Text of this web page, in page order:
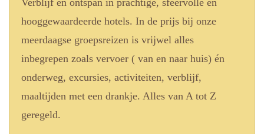
Verblijf en ontspan in prachtige, sfeervolle en
hooggewaardeerde hotels. In de prijs bij onze
meerdaagse groepsreizen is vrijwel alles
inbegrepen zoals vervoer ( van en naar huis) én
onderweg, excursies, activiteiten, verblijf,
maaltijden met een drankje. Alles van A tot Z
geregeld.